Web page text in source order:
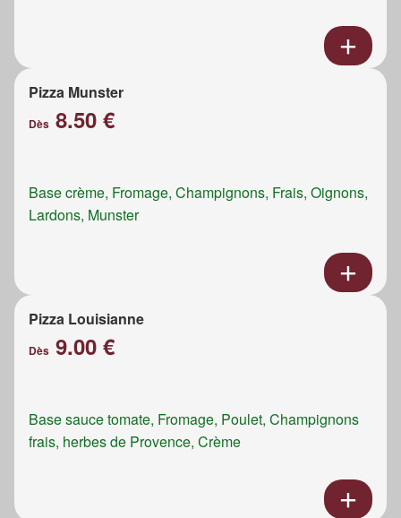
Pizza Munster
Dès 8.50 €
Base crème, Fromage, Champignons, Frais, Oignons,
Lardons, Munster
Pizza Louisianne
Dès 9.00 €
Base sauce tomate, Fromage, Poulet, Champignons
frais, herbes de Provence, Crème